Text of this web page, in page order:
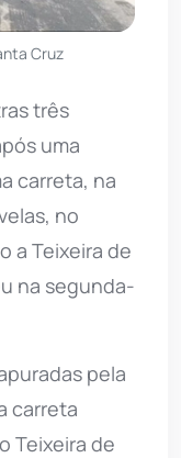
Cruz
três
uma
carreta, na
no
a Teixeira de
na segunda-
pela
carreta
Teixeira de